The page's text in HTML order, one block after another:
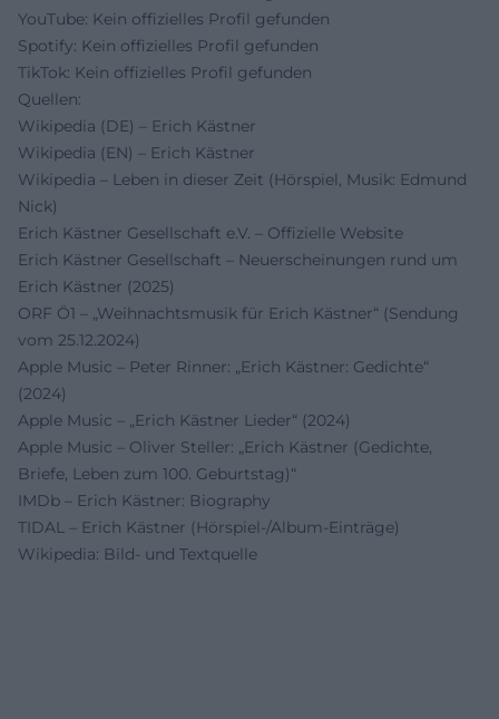
YouTube: Kein offizielles Profil gefunden
Spotify: Kein offizielles Profil gefunden
TikTok: Kein offizielles Profil gefunden
Quellen:
Wikipedia (DE) – Erich Kästner
Wikipedia (EN) – Erich Kästner
Wikipedia – Leben in dieser Zeit (Hörspiel, Musik: Edmund
Nick)
Erich Kästner Gesellschaft e.V. – Offizielle Website
Erich Kästner Gesellschaft – Neuerscheinungen rund um
Erich Kästner (2025)
ORF Ö1 – „Weihnachtsmusik für Erich Kästner“ (Sendung
vom 25.12.2024)
Apple Music – Peter Rinner: „Erich Kästner: Gedichte“
(2024)
Apple Music – „Erich Kästner Lieder“ (2024)
Apple Music – Oliver Steller: „Erich Kästner (Gedichte,
Briefe, Leben zum 100. Geburtstag)“
IMDb – Erich Kästner: Biography
TIDAL – Erich Kästner (Hörspiel-/Album-Einträge)
Wikipedia: Bild- und Textquelle